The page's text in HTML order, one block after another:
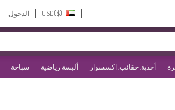
الدخول
أحذية, حقائب, اكسسوار ألبسة رياضية سباحة